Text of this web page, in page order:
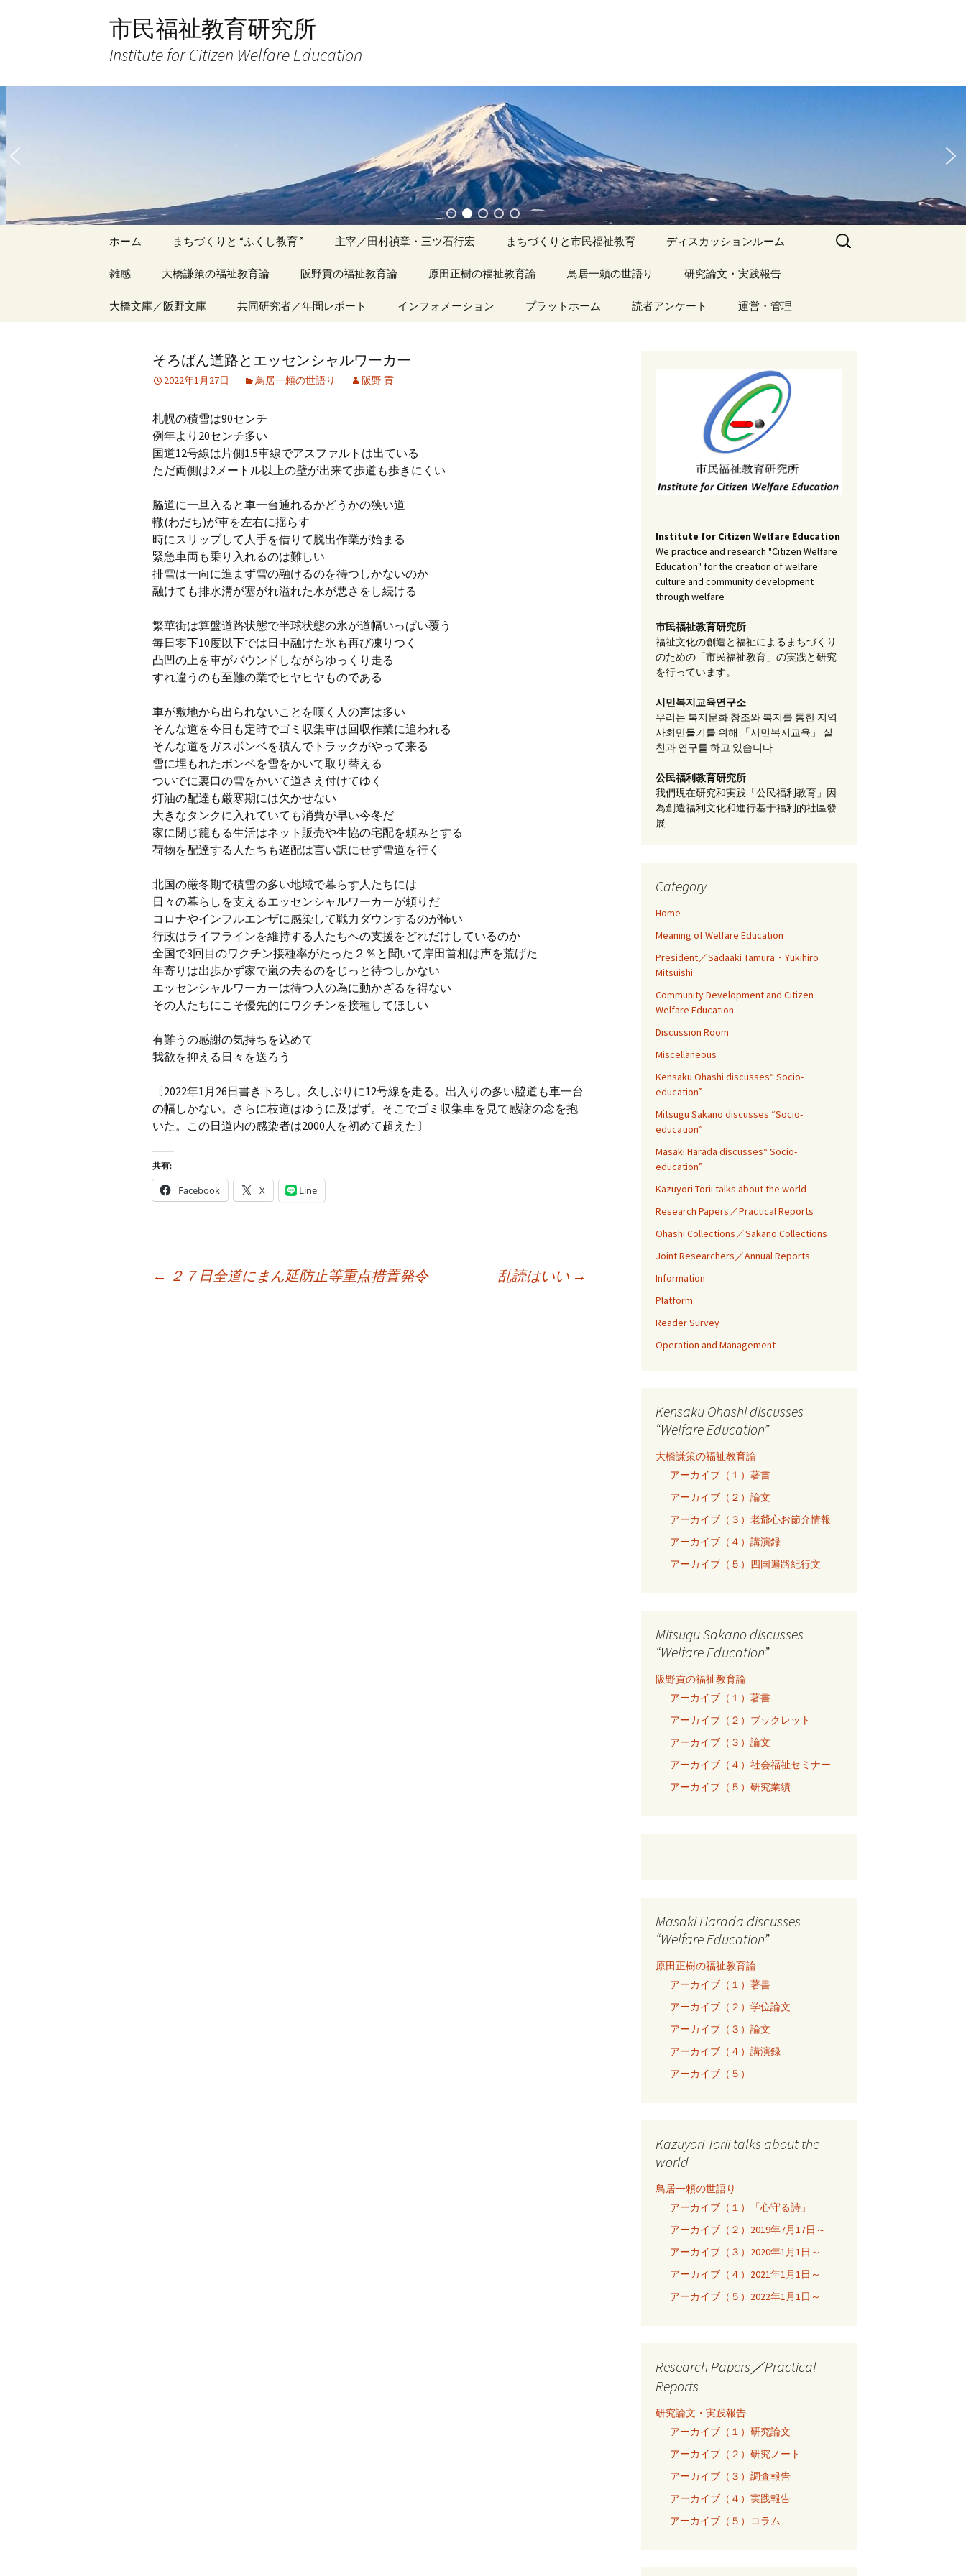
ス
キ
ッ
市民福祉教育研究所
Institute for Citizen Welfare Education
ホーム まちづくりと “ふくし教育 ” 主宰／田村禎章・三ツ石行宏 まちづくりと市民福祉教育
アーカイブ（１）
ディスカッションルーム
アーカイブ（１）
アーカイブ（４）
記事（151）～
アーカイブ（５）
記事（201）～
雑感
アーカイブ（１）
記事（51）～
アーカイブ（４）
記事（151）～
アーカイブ（５）
大橋謙策の福祉教育論
アーカイブ（１）
論文
アーカイブ（４）
講演録
アーカイブ（５）
阪野貢の福祉教育論
アーカイブ（１）
ブックレット
社会福祉セミナー
アーカイブ（５）
原田正樹の福祉教育論
アーカイブ（１）
アーカイブ（５）
鳥居一頼の世語り
アーカイブ（１）
研究論文・実践報告
アーカイブ（１）
アーカイブ（３）
調査報告
アーカイブ（４）
実践報告
アーカイブ（５）
コラム
大橋文庫／阪野文庫 共同研究者／年間レポート インフォメーション プラットホーム 読者アンケート 運営・管理
検
索:
そろばん道路とエッセンシャルワーカー
2022年1月27日 鳥居一頼の世語り 阪野 貢
札幌の積雪は90センチ
例年より20センチ多い
国道12号線は片側1.5車線でアスファルトは出ている
ただ両側は2メートル以上の壁が出来て歩道も歩きにくい
脇道に一旦入ると車一台通れるかどうかの狭い道
轍(わだち)が車を左右に揺らす
時にスリップして人手を借りて脱出作業が始まる
緊急車両も乗り入れるのは難しい
排雪は一向に進まず雪の融けるのを待つしかないのか
融けても排水溝が塞がれ溢れた水が悪さをし続ける
繁華街は算盤道路状態で半球状態の氷が道幅いっぱい覆う
毎日零下10度以下では日中融けた氷も再び凍りつく
凸凹の上を車がバウンドしながらゆっくり走る
すれ違うのも至難の業でヒヤヒヤものである
車が敷地から出られないことを嘆く人の声は多い
そんな道を今日も定時でゴミ収集車は回収作業に追われる
そんな道をガスボンベを積んでトラックがやって来る
雪に埋もれたボンベを雪をかいて取り替える
ついでに裏口の雪をかいて道さえ付けてゆく
灯油の配達も厳寒期には欠かせない
大きなタンクに入れていても消費が早い今冬だ
家に閉じ籠もる生活はネット販売や生協の宅配を頼みとする
荷物を配達する人たちも遅配は言い訳にせず雪道を行く
北国の厳冬期で積雪の多い地域で暮らす人たちには
日々の暮らしを支えるエッセンシャルワーカーが頼りだ
コロナやインフルエンザに感染して戦力ダウンするのが怖い
行政はライフラインを維持する人たちへの支援をどれだけしているのか
全国で3回目のワクチン接種率がたった２％と聞いて岸田首相は声を荒げた
年寄りは出歩かず家で嵐の去るのをじっと待つしかない
エッセンシャルワーカーは待つ人の為に動かざるを得ない
その人たちにこそ優先的にワクチンを接種してほしい
有難うの感謝の気持ちを込めて
我欲を抑える日々を送ろう
〔2022年1月26日書き下ろし。久しぶりに12号線を走る。出入りの多い脇道も車一台
の幅しかない。さらに枝道はゆうに及ばず。そこでゴミ収集車を見て感謝の念を抱
いた。この日道内の感染者は2000人を初めて超えた〕
共有:
Facebook X Line
← ２７日全道にまん延防止等重点措置発令 乱読はいい →
Institute for Citizen Welfare Education
We practice and research "Citizen Welfare
Education" for the creation of welfare
culture and community development
through welfare
市民福祉教育研究所
福祉文化の創造と福祉によるまちづくり
のための「市民福祉教育」の実践と研究
を行っています。
시민복지교육연구소
우리는 복지문화 창조와 복지를 통한 지역
사회만들기를 위해 「시민복지교육」 실
천과 연구를 하고 있습니다
公民福利教育研究所
我們現在研究和実践「公民福利教育」因
為創造福利文化和進行基于福利的社區發
展
Category
Home
Meaning of Welfare Education
President／Sadaaki Tamura・Yukihiro
Mitsuishi
Community Development and Citizen
Welfare Education
Discussion Room
Miscellaneous
Kensaku Ohashi discusses“ Socio-
education”
Mitsugu Sakano discusses “Socio-
education”
Masaki Harada discusses“ Socio-
education”
Kazuyori Torii talks about the world
Research Papers／Practical Reports
Ohashi Collections／Sakano Collections
Joint Researchers／Annual Reports
Information
Platform
Reader Survey
Operation and Management
Kensaku Ohashi discusses
“Welfare Education”
大橋謙策の福祉教育論
アーカイブ（１）著書
アーカイブ（２）論文
アーカイブ（３）老爺心お節介情報
アーカイブ（４）講演録
アーカイブ（５）四国遍路紀行文
Mitsugu Sakano discusses
“Welfare Education”
阪野貢の福祉教育論
アーカイブ（１）著書
アーカイブ（２）ブックレット
アーカイブ（３）論文
アーカイブ（４）社会福祉セミナー
アーカイブ（５）研究業績
Masaki Harada discusses
“Welfare Education”
原田正樹の福祉教育論
アーカイブ（１）著書
アーカイブ（２）学位論文
アーカイブ（３）論文
アーカイブ（４）講演録
アーカイブ（５）
Kazuyori Torii talks about the
world
鳥居一頼の世語り
アーカイブ（１）「心守る詩」
アーカイブ（２）2019年7月17日～
アーカイブ（３）2020年1月1日～
アーカイブ（４）2021年1月1日～
アーカイブ（５）2022年1月1日～
Research Papers／Practical
Reports
研究論文・実践報告
アーカイブ（１）研究論文
アーカイブ（２）研究ノート
アーカイブ（３）調査報告
アーカイブ（４）実践報告
アーカイブ（５）コラム